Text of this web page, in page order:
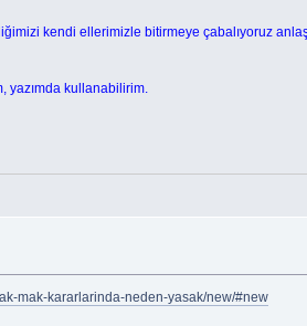
kendi ellerimizle bitirmeye çabalıyoruz
yazımda kullanabilirim.
mak-kararlarinda-neden-yasak/new/#new